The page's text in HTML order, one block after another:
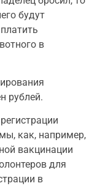
будут
в
рублей.
как, например,
вакцинации
для
в